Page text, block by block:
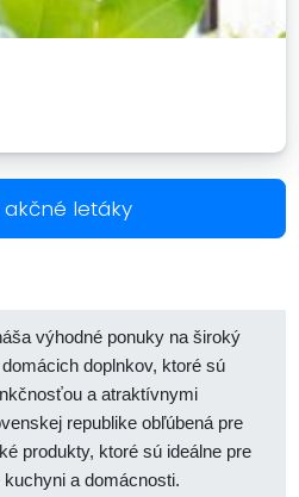
akčné letáky
výhodné ponuky na široký
doplnkov, ktoré sú
a atraktívnymi
republike obľúbená pre
produkty, ktoré sú ideálne pre
a domácnosti.